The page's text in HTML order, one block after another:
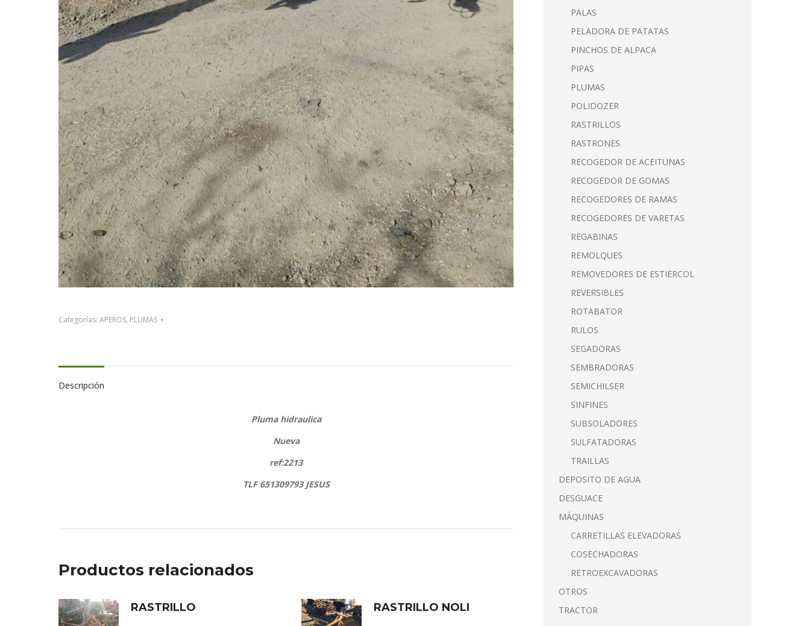
Categorías: APEROS, PLUMAS
Descripción
Pluma hidraulica
Nueva
ref:2213
TLF 651309793 JESUS
Productos relacionados
RASTRILLO RASTRILLO NOLI
PALAS
PELADORA DE PATATAS
PINCHOS DE ALPACA
PIPAS
PLUMAS
POLIDOZER
RASTRILLOS
RASTRONES
RECOGEDOR DE ACEITUNAS
RECOGEDOR DE GOMAS
RECOGEDORES DE RAMAS
RECOGEDORES DE VARETAS
REGABINAS
REMOLQUES
REMOVEDORES DE ESTIERCOL
REVERSIBLES
ROTABATOR
RULOS
SEGADORAS
SEMBRADORAS
SEMICHILSER
SINFINES
SUBSOLADORES
SULFATADORAS
TRAILLAS
DEPOSITO DE AGUA
DESGUACE
MÁQUINAS
CARRETILLAS ELEVADORAS
COSECHADORAS
RETROEXCAVADORAS
OTROS
TRACTOR